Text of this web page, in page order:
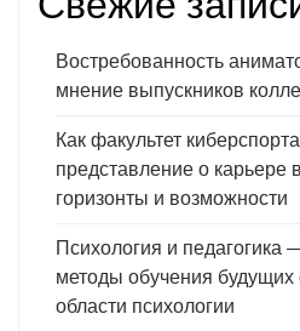
Востребованность
мнение выпускников
Как факультет
представление о
горизонты и возможности
Психология и
методы обучения будущих
области психологии